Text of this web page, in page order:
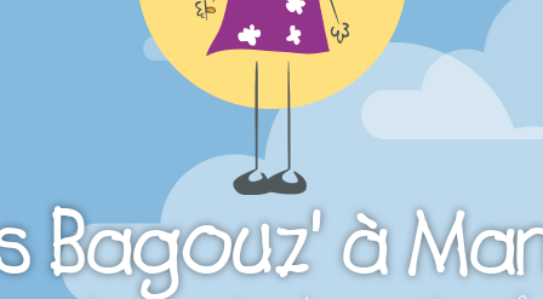
Bagouz' à